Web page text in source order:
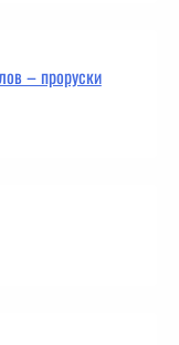
– проруски